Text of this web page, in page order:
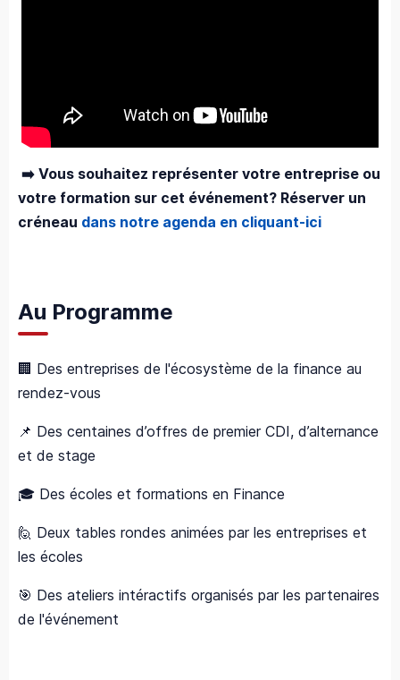
➡️ Vous souhaitez représenter votre entreprise ou
votre formation sur cet événement? Réserver un
créneau dans notre agenda en cliquant-ici
Au Programme
🏢 Des entreprises de l'écosystème de la finance au
rendez-vous
📌 Des centaines d’offres de premier CDI, d’alternance
et de stage
🎓 Des écoles et formations en Finance
🙋 Deux tables rondes animées par les entreprises et
les écoles
🎯 Des ateliers intéractifs organisés par les partenaires
de l'événement